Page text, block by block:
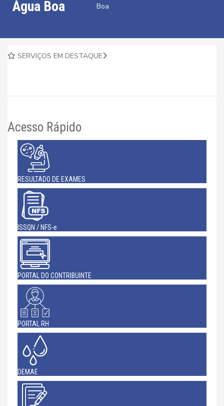
Água Boa
Boa
SERVIÇOS EM DESTAQUE
Acesso Rápido
RESULTADO DE EXAMES
ISSQN / NFS-e
PORTAL DO CONTRIBUINTE
PORTAL RH
DEMAE